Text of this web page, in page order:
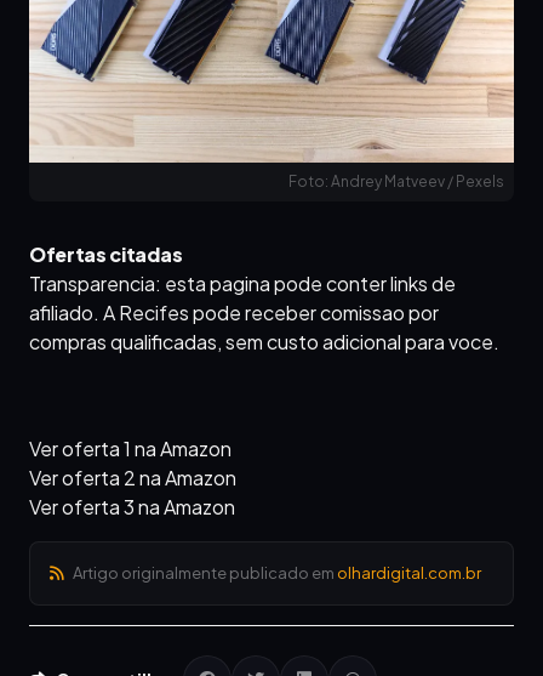
Foto: Andrey Matveev / Pexels
Ofertas citadas
Transparencia: esta pagina pode conter links de
afiliado. A Recifes pode receber comissao por
compras qualificadas, sem custo adicional para voce.
Ver oferta 1 na Amazon
Ver oferta 2 na Amazon
Ver oferta 3 na Amazon
Artigo originalmente publicado em olhardigital.com.br